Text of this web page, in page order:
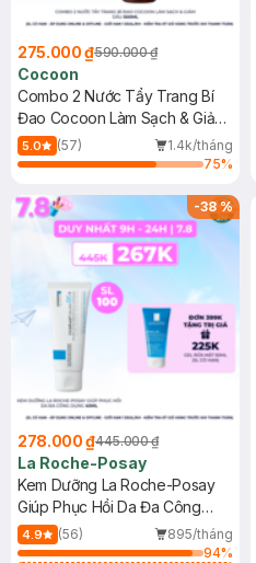
275.000 ₫590.000 ₫
Cocoon
Combo 2 Nước Tẩy Trang Bí
Đao Cocoon Làm Sạch & Giảm
Dầu 500ml
5.0 (57)
1.4k/tháng
75%
-38%
278.000 ₫445.000 ₫
La Roche-Posay
Kem Dưỡng La Roche-Posay
Giúp Phục Hồi Da Đa Công
Dụng 40ml
4.9 (56)
895/tháng
94%